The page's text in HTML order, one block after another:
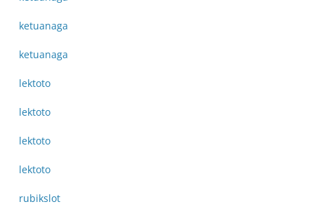
ketuanaga
ketuanaga
lektoto
lektoto
lektoto
lektoto
rubikslot